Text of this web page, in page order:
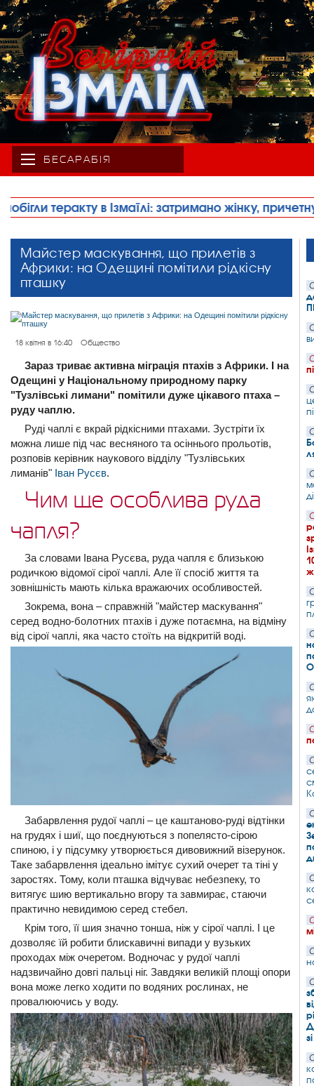
БЕСАРАБІЯ
жінку, причетну до його підготовки •
Майстер маскування, що прилетів з
Африки: на Одещині помітили рідкісну
пташку
18 квітня в 16:40 Общество
Зараз триває активна міграція птахів з Африки. І на
Одещині у Національному природному парку
"Тузлівські лимани" помітили дуже цікавого птаха –
руду чаплю.
Руді чаплі є вкрай рідкісними птахами. Зустріти їх
можна лише під час весняного та осіннього прольотів,
розповів керівник наукового відділу "Тузлівських
лиманів" Іван Русєв.
Чим ще особлива руда
чапля?
За словами Івана Русєва, руда чапля є близькою
родичкою відомої сірої чаплі. Але її спосіб життя та
зовнішність мають кілька вражаючих особливостей.
Зокрема, вона – справжній "майстер маскування"
серед водно-болотних птахів і дуже потаємна, на відміну
від сірої чаплі, яка часто стоїть на відкритій воді.
Забарвлення рудої чаплі – це каштаново-руді відтінки
на грудях і шиї, що поєднуються з попелясто-сірою
спиною, і у підсумку утворюється дивовижний візерунок.
Таке забарвлення ідеально імітує сухий очерет та тіні у
заростях. Тому, коли пташка відчуває небезпеку, то
витягує шию вертикально вгору та завмирає, стаючи
практично невидимою серед стебел.
Крім того, її шия значно тонша, ніж у сірої чаплі. І це
дозволяє їй робити блискавичні випади у вузьких
проходах між очеретом. Водночас у рудої чаплі
надзвичайно довгі пальці ніг. Завдяки великій площі опори
вона може легко ходити по водяних рослинах, не
провалюючись у воду.